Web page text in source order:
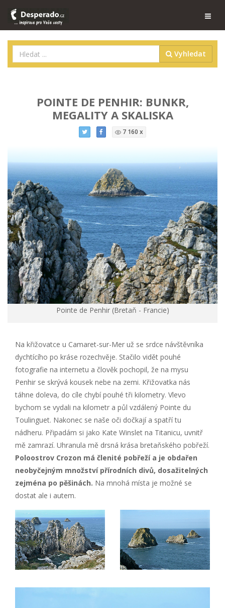
Vyhledat
POINTE DE PENHIR: BUNKR,
MEGALITY A SKALISKA
7 160 x
Pointe de Penhir (Bretaň - Francie)
Na křižovatce u Camaret-sur-Mer už se srdce návštěvníka
dychtícího po kráse rozechvěje. Stačilo vidět pouhé
fotografie na internetu a člověk pochopil, že na mysu
Penhir se skrývá kousek nebe na zemi. Křižovatka nás
táhne doleva, do cíle chybí pouhé tři kilometry. Vlevo
bychom se vydali na kilometr a půl vzdálený Pointe du
Toulinguet. Nakonec se naše oči dočkají a spatří tu
nádheru. Připadám si jako Kate Winslet na Titanicu, uvnitř
mě zamrazí. Uhranula mě drsná krása bretaňského pobřeží.
Poloostrov Crozon má členité pobřeží a je obdařen
neobyčejným množství přírodních divů, dosažitelných
zejména po pěšinách. Na mnohá místa je možné se
dostat ale i autem.